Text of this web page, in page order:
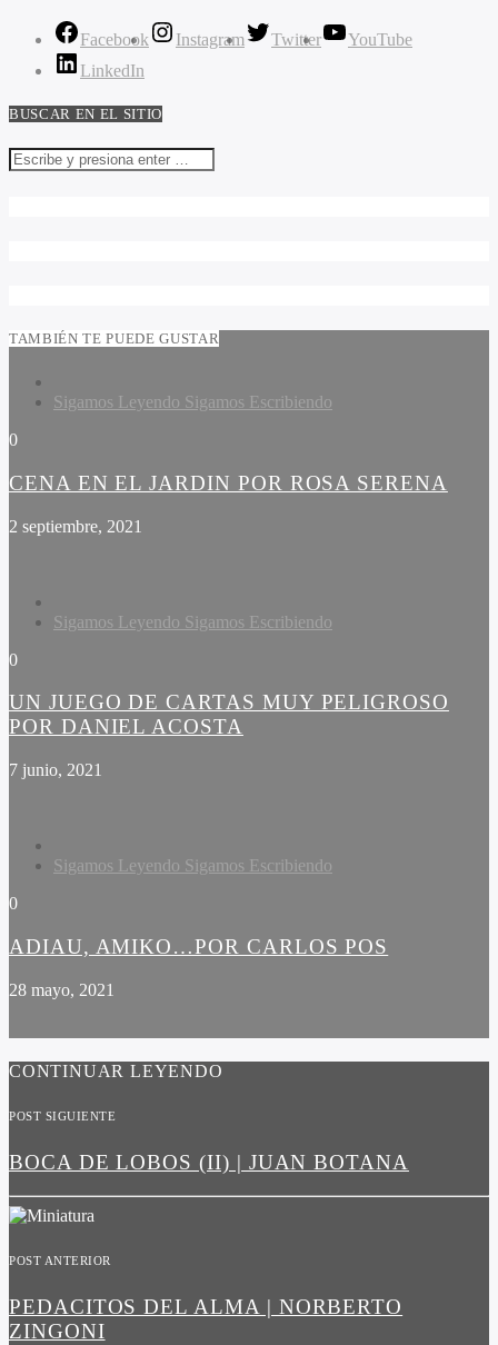
Facebook Instagram Twitter
YouTube
LinkedIn
BUSCAR EN EL SITIO
TAMBIÉN TE PUEDE GUSTAR
Sigamos Leyendo Sigamos Escribiendo
0
CENA EN EL JARDIN POR ROSA SERENA
2 septiembre, 2021
Sigamos Leyendo Sigamos Escribiendo
0
UN JUEGO DE CARTAS MUY PELIGROSO
POR DANIEL ACOSTA
7 junio, 2021
Sigamos Leyendo Sigamos Escribiendo
0
ADIAU, AMIKO…POR CARLOS POS
28 mayo, 2021
CONTINUAR LEYENDO
POST SIGUIENTE
BOCA DE LOBOS (II) | JUAN BOTANA
POST ANTERIOR
PEDACITOS DEL ALMA | NORBERTO
ZINGONI